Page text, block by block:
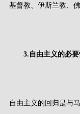
基督教、伊斯兰教、
3. 自由主义的必
自由主义的回归是与